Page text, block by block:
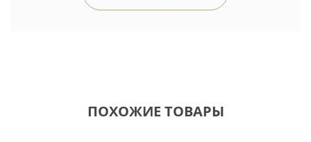
ПОХОЖИЕ ТОВАРЫ